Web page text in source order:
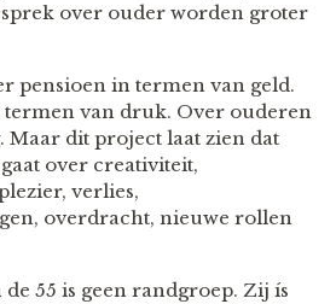
over ouder worden groter
pensioen in termen van geld.
van druk. Over ouderen
Maar dit project laat zien dat
over creativiteit,
verlies,
overdracht, nieuwe rollen
55 is geen randgroep. Zij ís